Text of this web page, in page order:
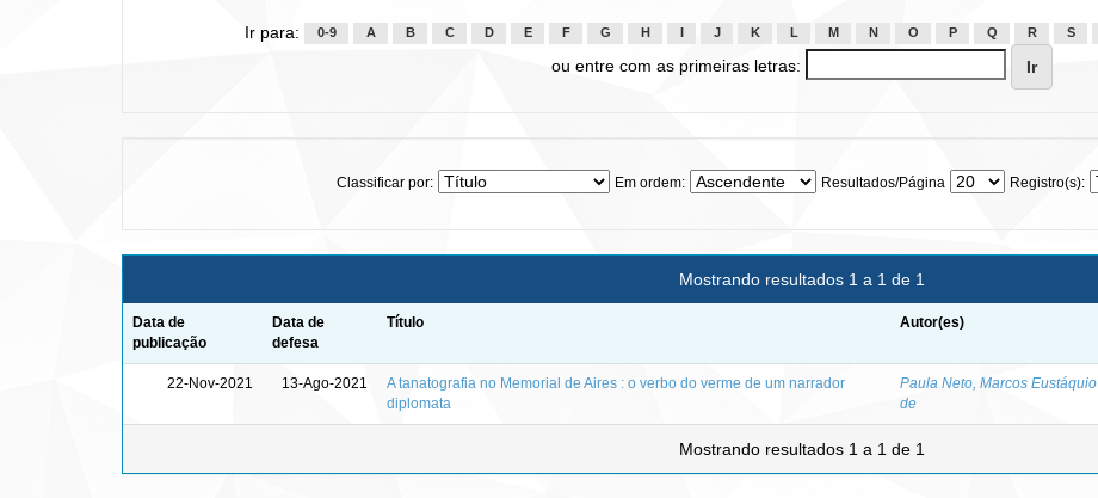
Ir para: 0-9 A B C D E F G H J K L M N O P Q R S
ou entre com as primeiras letras:
Classificar por: Em ordem: Resultados/Página Registro(s):
Mostrando resultados 1 a 1 de 1
Data de
publicação
Data de
defesa
Título Autor(es)
22-Nov-2021 13-Ago-2021
A tanatografia no Memorial de Aires : o verbo do verme de um narrador
diplomata
Paula Neto, Marcos Eustáquio
de
Mostrando resultados 1 a 1 de 1